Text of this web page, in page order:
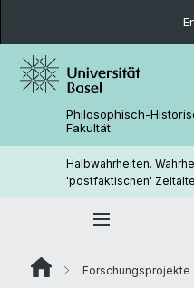
Philosophisch-
Fakultät
Halbwahrheiten.
'postfaktischen'
Forschungsprojekte